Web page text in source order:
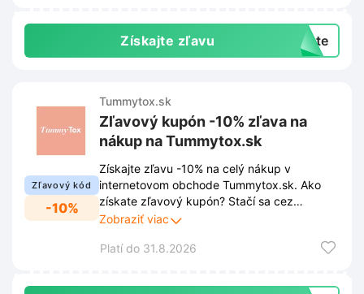
Získajte zľavu exte
Zľavový kód
-10%
Tummytox.sk
Zľavový kupón -10% zľava na
nákup na Tummytox.sk
Získajte zľavu -10% na celý nákup v
internetovom obchode Tummytox.sk. Ako
získate zľavový kupón? Stačí sa cez
vyskakovacie okno na stránke prihlásiť k
vám neuniknú žiadne novinky, zľavy ani
Zobraziť viac
Platí do 31.8.2026